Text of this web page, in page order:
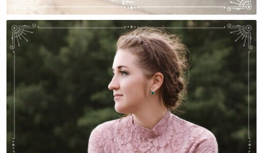
12 Способов Изменить Судьбу В Затмение